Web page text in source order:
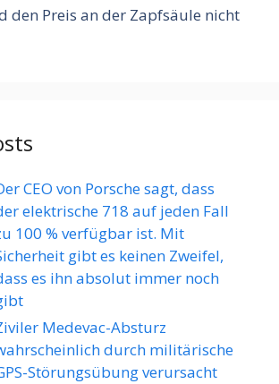
den Preis an der Zapfsäule nicht
CEO von Porsche sagt, dass
elektrische 718 auf jeden Fall
100 % verfügbar ist. Mit
gibt es keinen Zweifel,
es ihn absolut immer noch
Medevac-Absturz
durch militärische
Störungsübung verursacht